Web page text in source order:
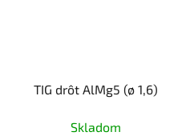
TIG drôt AlMg5 (ø 1,6)
Skladom